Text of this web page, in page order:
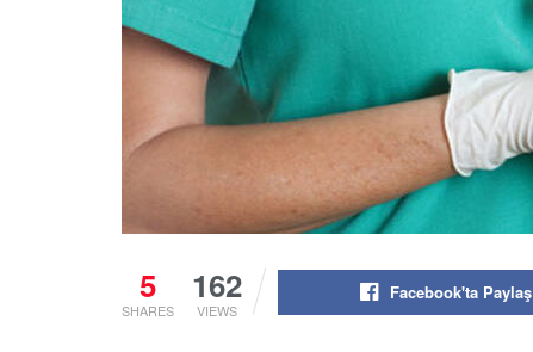
5
SHARES
162
VIEWS
Facebook'ta Paylaş